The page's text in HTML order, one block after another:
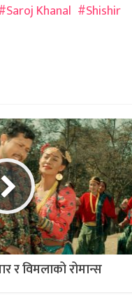
Saroj Khanal
Shishir
र विमलाको रोमान्स